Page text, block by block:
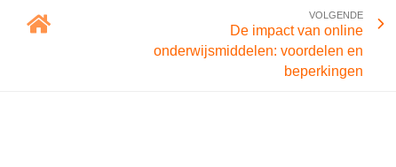
VOLGENDE
De impact van online
onderwijsmiddelen: voordelen en
beperkingen